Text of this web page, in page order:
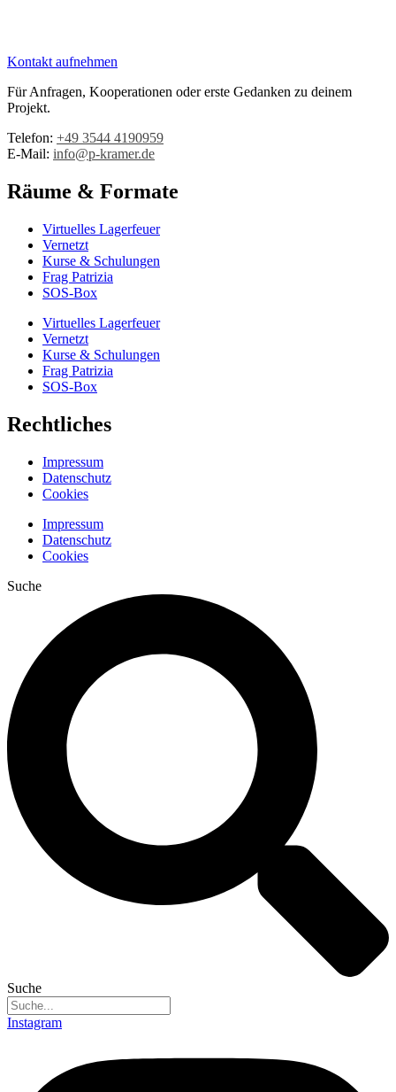
Kontakt aufnehmen
Für Anfragen, Kooperationen oder erste Gedanken zu deinem
Projekt.
Telefon: +49 3544 4190959‬
E-Mail: info@p-kramer.de
Räume & Formate
Virtuelles Lagerfeuer
Vernetzt
Kurse & Schulungen
Frag Patrizia
SOS-Box
Virtuelles Lagerfeuer
Vernetzt
Kurse & Schulungen
Frag Patrizia
SOS-Box
Rechtliches
Impressum
Datenschutz
Cookies
Impressum
Datenschutz
Cookies
Suche
Suche
Instagram